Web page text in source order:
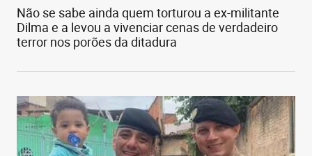
Não se sabe ainda quem torturou a ex-militante
Dilma e a levou a vivenciar cenas de verdadeiro
terror nos porões da ditadura